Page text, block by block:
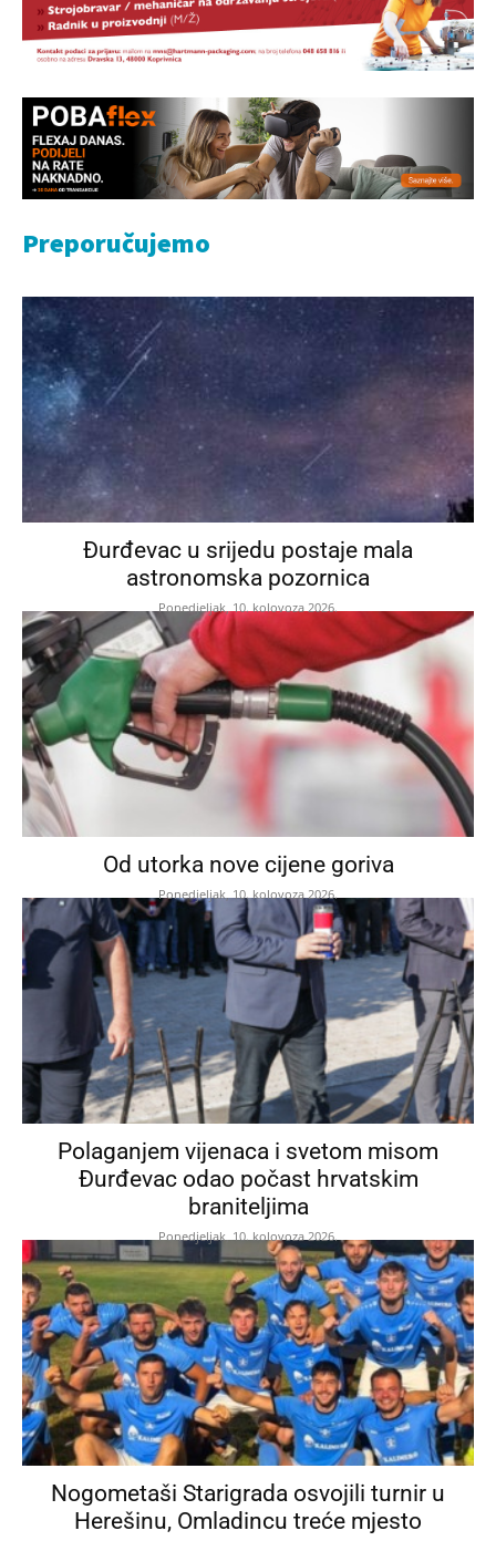
Preporučujemo
Đurđevac u srijedu postaje mala
astronomska pozornica
Ponedjeljak, 10. kolovoza 2026.
Od utorka nove cijene goriva
Ponedjeljak, 10. kolovoza 2026.
Polaganjem vijenaca i svetom misom
Đurđevac odao počast hrvatskim
braniteljima
Ponedjeljak, 10. kolovoza 2026.
Nogometaši Starigrada osvojili turnir u
Herešinu, Omladincu treće mjesto